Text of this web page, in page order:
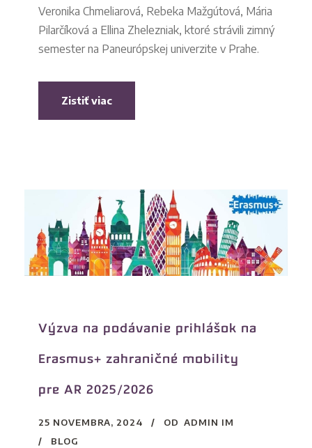
Veronika Chmeliarová, Rebeka Mažgútová, Mária
Pilarčíková a Ellina Zhelezniak, ktoré strávili zimný
semester na Paneurópskej univerzite v Prahe.
Zistiť viac
Výzva na podávanie prihlášok na
Erasmus+ zahraničné mobility
pre AR 2025/2026
25 NOVEMBRA, 2024 OD ADMIN IM
BLOG